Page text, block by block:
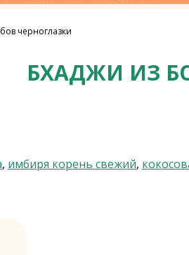
черноглазки
БХАДЖИ ИЗ
, имбиря корень свежий,